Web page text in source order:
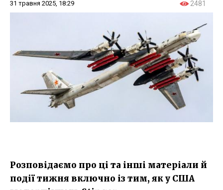
31 травня 2025, 18:29 2481
​Розповідаємо про ці та інші матеріали й
події тижня включно із тим, як у США